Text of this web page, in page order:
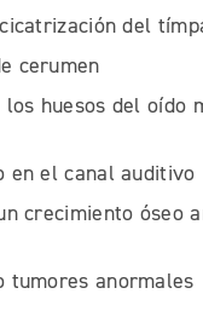
del
cerumen
los huesos del oído
en el canal auditivo
crecimiento óseo
tumores anormales